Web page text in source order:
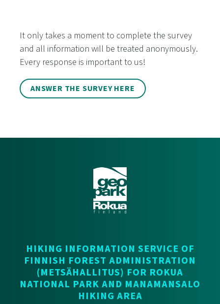
It only takes a moment to complete the survey
and all information will be treated anonymously.
Every response is important to us!
ANSWER THE SURVEY HERE
HIKING INFORMATION SERVICE OF
FINNISH FOREST ADMINISTRATION
(METSÄHALLITUS) FOR ROKUA
NATIONAL PARK AND MANAMANSALO
HIKING AREA